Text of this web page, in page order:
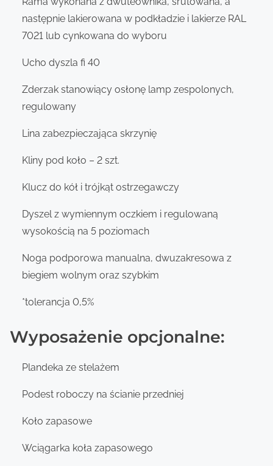
następnie lakierowana w podkładzie i lakierze RAL
7021 lub cynkowana do wyboru
Ucho dyszla fi 40
Zderzak stanowiący osłonę lamp zespolonych,
regulowany
Lina zabezpieczająca skrzynię
Kliny pod koło – 2 szt.
Klucz do kół i trójkąt ostrzegawczy
Dyszel z wymiennym oczkiem i regulowaną
wysokością na 5 poziomach
Noga podporowa manualna, dwuzakresowa z
biegiem wolnym oraz szybkim
*tolerancja 0,5%
Wyposażenie opcjonalne:
Plandeka ze stelażem
Podest roboczy na ścianie przedniej
Koło zapasowe
Wciągarka koła zapasowego